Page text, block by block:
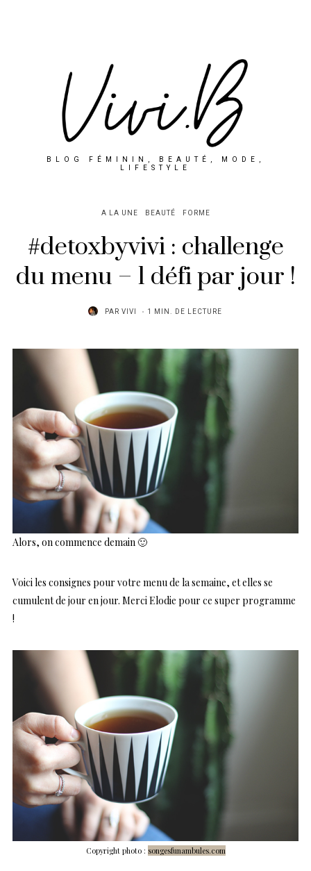
BLOG FÉMININ, BEAUTÉ, MODE,
LIFESTYLE
A LA UNE BEAUTÉ FORME
#detoxbyvivi : challenge
du menu – 1 défi par jour !
PAR VIVI 1 MIN. DE LECTURE
Alors, on commence demain 🙂
Voici les consignes pour votre menu de la semaine, et elles se
cumulent de jour en jour. Merci Elodie pour ce super programme
!
Copyright photo : songesfunambules.com